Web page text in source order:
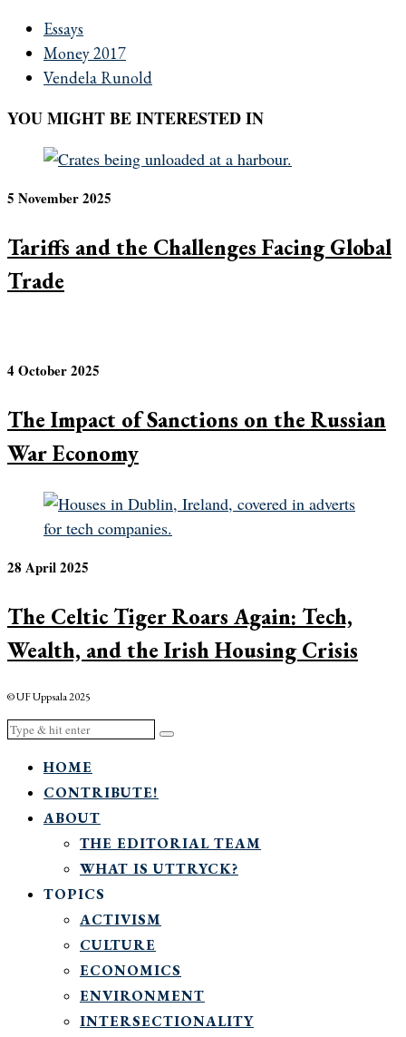
Essays
Money 2017
Vendela Runold
YOU MIGHT BE INTERESTED IN
5 November 2025
Tariffs and the Challenges Facing Global
Trade
4 October 2025
The Impact of Sanctions on the Russian
War Economy
28 April 2025
The Celtic Tiger Roars Again: Tech,
Wealth, and the Irish Housing Crisis
© UF Uppsala 2025
HOME
CONTRIBUTE!
ABOUT
THE EDITORIAL TEAM
WHAT IS UTTRYCK?
TOPICS
ACTIVISM
CULTURE
ECONOMICS
ENVIRONMENT
INTERSECTIONALITY